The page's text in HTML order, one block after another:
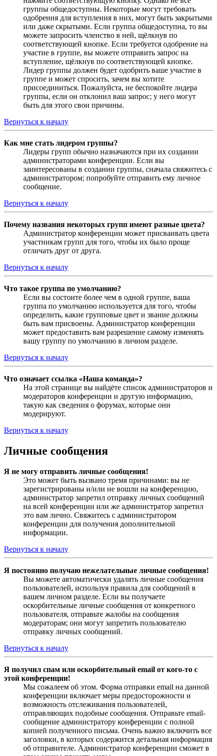
группы общедоступны. Некоторые могут требовать
одобрения для вступления в них, могут быть закрытыми
или даже скрытыми. Если группа общедоступна, то вы
можете запросить членство в ней, щёлкнув по
соответствующей кнопке. Если требуется одобрение на
участие в группе, вы можете отправить запрос на
вступление, щёлкнув по соответствующей кнопке.
Лидер группы должен будет одобрить ваше участие в
группе и может спросить, зачем вы хотите
присоединиться. Пожалуйста, не беспокойте лидера
группы, если он отклонил ваш запрос; у него могут
быть для этого свои причины.
Вернуться к началу
Как мне стать лидером группы?
Лидеры групп обычно назначаются при их создании
администраторами конференции. Если вы
заинтересованы в создании группы, сначала свяжитесь с
администратором; попробуйте отправить ему личное
сообщение.
Вернуться к началу
Почему названия некоторых групп имеют разные цвета?
Администратор конференции может присваивать цвета
участникам групп для того, чтобы их было проще
отличать друг от друга.
Вернуться к началу
Что такое группа по умолчанию?
Если вы состоите более чем в одной группе, ваша
группа по умолчанию используется для того, чтобы
определить, какие групповые цвет и звание должны
быть вам присвоены. Администратор конференции
может предоставить вам разрешение самому изменять
вашу группу по умолчанию в личном разделе.
Вернуться к началу
Что означает ссылка «Наша команда»?
На этой странице вы найдёте список администраторов и
модераторов конференции и другую информацию,
такую как сведения о форумах, которые они
модерируют.
Вернуться к началу
Личные сообщения
Я не могу отправить личные сообщения!
Это может быть вызвано тремя причинами: вы не
зарегистрированы и/или не вошли на конференцию,
администратор запретил отправку личных сообщений
на всей конференции или же администратор запретил
это вам лично. Свяжитесь с администратором
конференции для получения дополнительной
информации.
Вернуться к началу
Я постоянно получаю нежелательные личные сообщения!
Вы можете автоматически удалять личные сообщения
пользователей, используя правила для сообщений в
вашем личном разделе. Если вы получаете
оскорбительные личные сообщения от конкретного
пользователя, отправьте жалобы на сообщения
модераторам; они могут запретить пользователю
отправку личных сообщений.
Вернуться к началу
Я получил спам или оскорбительный email от кого-то с
этой конференции!
Мы сожалеем об этом. Форма отправки email на данной
конференции включает меры предосторожности и
возможность отслеживания пользователей,
отправляющих подобные сообщения. Отправьте email-
сообщение администратору конференции с полной
копией полученного письма. Очень важно включить все
заголовки, в которых содержится детальная информация
об отправителе. Администратор конференции сможет в